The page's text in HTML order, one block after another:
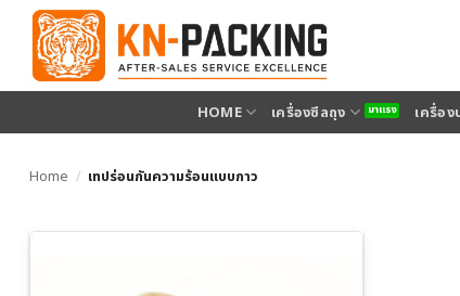
เนื้อหา
HOME เครื่องซีลถุง เครื่อง
Home / เทปร่อนกันความร้อนแบบกาว